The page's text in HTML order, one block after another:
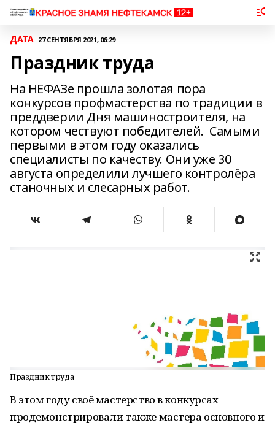
ДАТА 27 СЕНТЯБРЯ 2021, 06:29
Праздник труда
На НЕФАЗе прошла золотая пора
конкурсов профмастерства по традиции в
преддверии Дня машиностроителя, на
котором чествуют победителей. Самыми
первыми в этом году оказались
специалисты по качеству. Они уже 30
августа определили лучшего контролёра
станочных и слесарных работ.
Праздник труда
В этом году своё мастерство в конкурсах
продемонстрировали также мастера основного и